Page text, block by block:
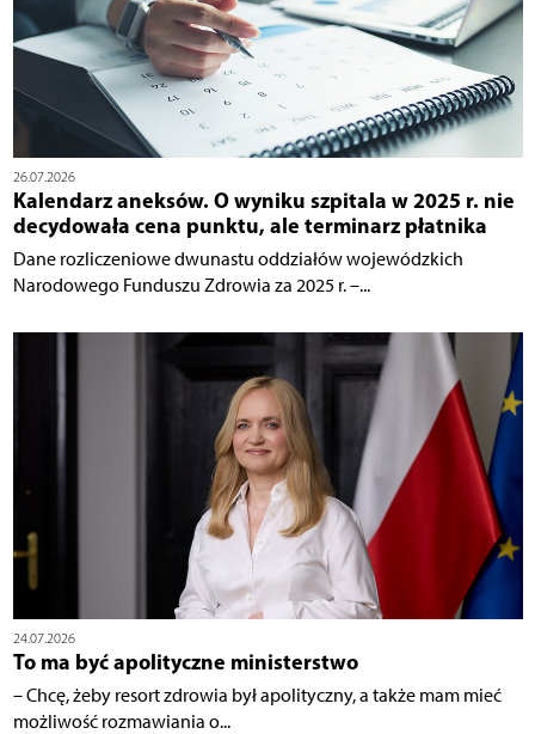
26.07.2026
Kalendarz aneksów. O wyniku szpitala w 2025 r. nie
decydowała cena punktu, ale terminarz płatnika
Dane rozliczeniowe dwunastu oddziałów wojewódzkich
Narodowego Funduszu Zdrowia za 2025 r. –...
24.07.2026
To ma być apolityczne ministerstwo
– Chcę, żeby resort zdrowia był apolityczny, a także mam mieć
możliwość rozmawiania o...